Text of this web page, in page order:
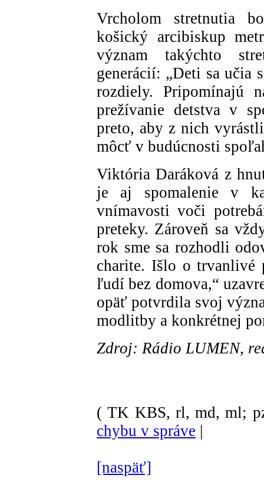
Vrcholom stretnutia
košický arcibiskup
význam takýchto
generácií: „Deti sa učia
rozdiely. Pripomínajú
prežívanie detstva v
preto, aby z nich
môcť v budúcnosti
Viktória Daráková z
je aj spomalenie v
vnímavosti voči
preteky. Zároveň sa
rok sme sa rozhodli
charite. Išlo o trvanlivé
ľudí bez domova,“
opäť potvrdila svoj
modlitby a konkrétnej
Zdroj: Rádio LUMEN,
( TK KBS, rl, md, ml;
chybu v správe |
[naspäť]